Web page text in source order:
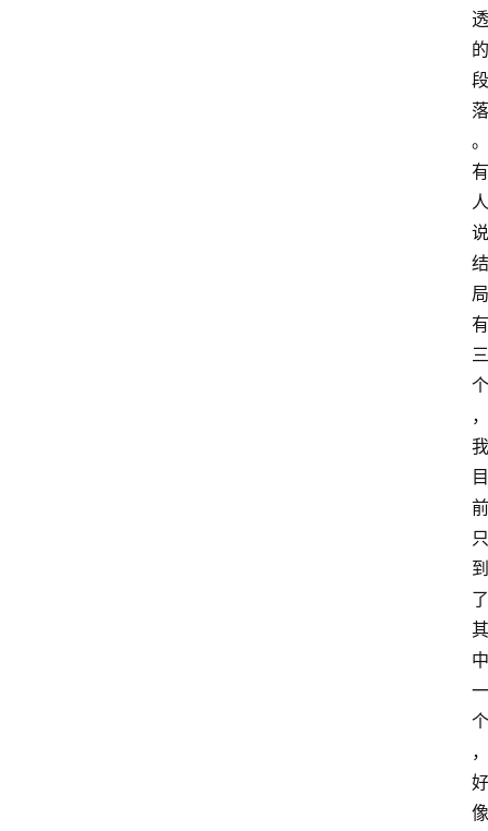
透
的
段
落
。
有
人
说
结
局
有
三
个
，
我
目
前
只
到
了
其
中
一
个
，
好
像